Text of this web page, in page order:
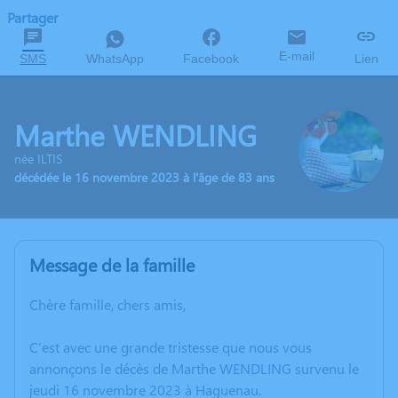
Partager
SMS WhatsApp Facebook E-mail Lien
Marthe WENDLING
née ILTIS
décédée le 16 novembre 2023 à l'âge de 83 ans
Message de la famille
Chère famille, chers amis,
C’est avec une grande tristesse que nous vous
annonçons le décès de Marthe WENDLING survenu le
jeudi 16 novembre 2023 à Haguenau.